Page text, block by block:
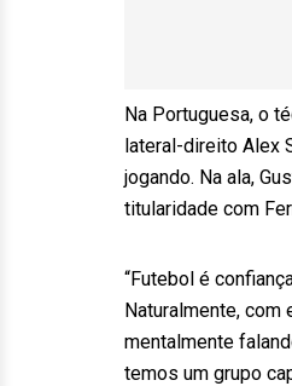
Na Portuguesa, o
lateral-direito Alex
jogando. Na ala,
titularidade com
“Futebol é
Naturalmente,
mentalmente
temos um grupo